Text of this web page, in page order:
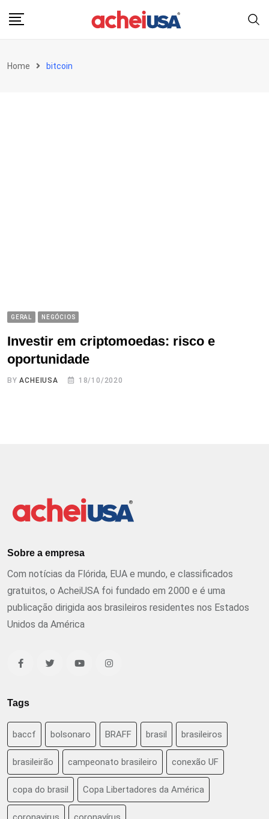
Home bitcoin
GERAL NEGÓCIOS
Investir em criptomoedas: risco e
oportunidade
BYACHEIUSA 18/10/2020
Sobre a empresa
Com notícias da Flórida, EUA e mundo, e classificados
gratuitos, o AcheiUSA foi fundado em 2000 e é uma
publicação dirigida aos brasileiros residentes nos Estados
Unidos da América
Tags
baccf bolsonaro BRAFF brasil brasileiros
brasileirão campeonato brasileiro conexão UF
copa do brasil Copa Libertadores da América